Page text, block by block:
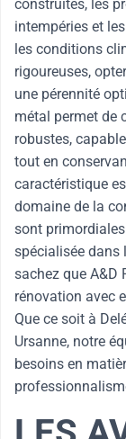
construites, les
intempéries et
les conditions
rigoureuses,
une pérennité
métal permet de
robustes,
tout en
caractéristique
domaine de la
sont
spécialisée dans
sachez que A&D
rénovation avec
Que ce soit à
Ursanne, notre
besoins en